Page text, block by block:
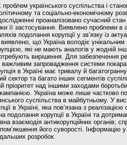
українського суспільства і
та соціально‐економічному
проаналізовано сучасний стан
її застосування. Виявлено проблеми в
подолання корупції у зв’язку із
що Україна володіє унікальним
які не мають аналогів у жодній
вирішення. Для забезпечення
важливим запровадження системи
в Україні має тривалу й
сектор та багато інших сегментів
пріоритет над іншими заходами
Україна може лише частково
суспільства в майбутньому. У
в Україні, яка пов’язана з
подолання корупції в Україні та
взаємодія антикорупційних органів;
його суворості. Інформацію
розробок.